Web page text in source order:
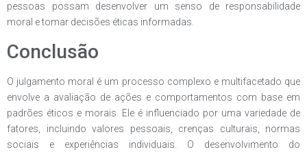
pessoas possam desenvolver um senso de responsabilidade
moral e tomar decisões éticas informadas.
Conclusão
O julgamento moral é um processo complexo e multifacetado que
envolve a avaliação de ações e comportamentos com base em
padrões éticos e morais. Ele é influenciado por uma variedade de
fatores, incluindo valores pessoais, crenças culturais, normas
sociais e experiências individuais. O desenvolvimento do